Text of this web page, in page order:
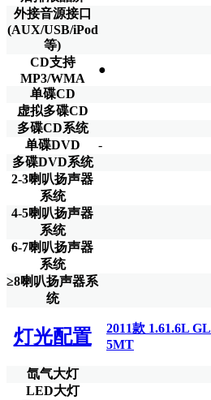
外接音源接口
(AUX/USB/iPod
等)
CD支持
MP3/WMA
●
单碟CD
虚拟多碟CD
多碟CD系统
单碟DVD
-
多碟DVD系统
2-3喇叭扬声器
系统
4-5喇叭扬声器
系统
6-7喇叭扬声器
系统
≥8喇叭扬声器系
统
灯光配置
2011款 1.61.6L GL
5MT
氙气大灯
LED大灯